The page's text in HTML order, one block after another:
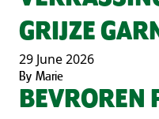
GRIJZE
29 June 2026
By Marie
BEVROREN